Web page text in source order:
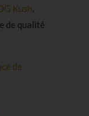
Kush,
de qualité
de